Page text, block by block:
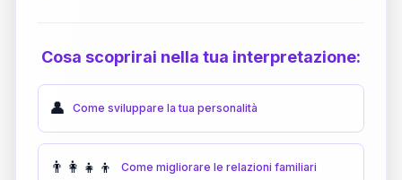
Cosa scoprirai nella tua interpretazione:
👤 Come sviluppare la tua personalità
👨‍👩‍👧‍👦 Come migliorare le relazioni familiari